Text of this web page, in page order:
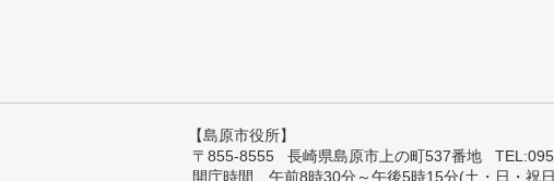
【島原市役所】
〒855-8555 長崎県島原市上の町537番地
開庁時間 午前8時30分～午後5時15分(土・日・祝